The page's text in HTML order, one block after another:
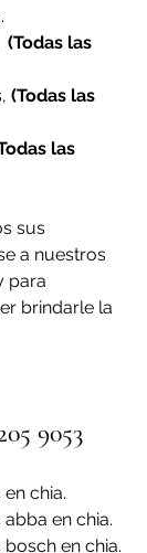
(Todas las
(Todas las
las
sus
a nuestros
para
brindarle la
9053
chia.
en chia.
en chia.